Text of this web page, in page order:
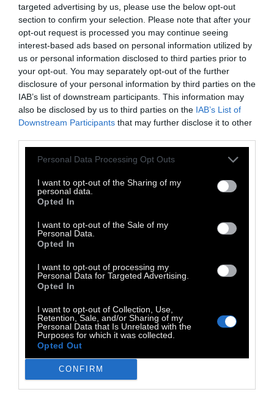
targeted advertising by us, please use the below opt-out
section to confirm your selection. Please note that after your
opt-out request is processed you may continue seeing
interest-based ads based on personal information utilized by
us or personal information disclosed to third parties prior to
your opt-out. You may separately opt-out of the further
disclosure of your personal information by third parties on the
IAB’s list of downstream participants. This information may
also be disclosed by us to third parties on the IAB’s List of
Downstream Participants that may further disclose it to other
Personal Data Processing Opt Outs
I want to opt-out of the Sharing of my
personal data.
Opted In
I want to opt-out of the Sale of my
Personal Data.
Opted In
I want to opt-out of processing my
Personal Data for Targeted Advertising.
Opted In
I want to opt-out of Collection, Use,
Retention, Sale, and/or Sharing of my
Personal Data that Is Unrelated with the
Purposes for which it was collected.
Opted Out
CONFIRM
μπορεί να μετεξελιχθεί εάν η νεύρωση
αποφασίσει να εκτονωθεί στο κρεβάτι;
Εάν διαθέτετε κάποια από τα παρακάτω
χαρακτηριστικά καθ´υπερβολή,
ενδεχομένως να χρειαστεί να
επαναπροσδιορίσετε τις θέσεις και
πρακτικές σας στο σεξ.Αν όχι, για να
επενδύσετε στην ισορροπία του εαυτού σας,
αλλά τουλάχιστον για να διαφυλάξετε την
ψυχική υγεία των συντρόφων σας ή να
επανακτήσετε την ελκυστικότητά σας.